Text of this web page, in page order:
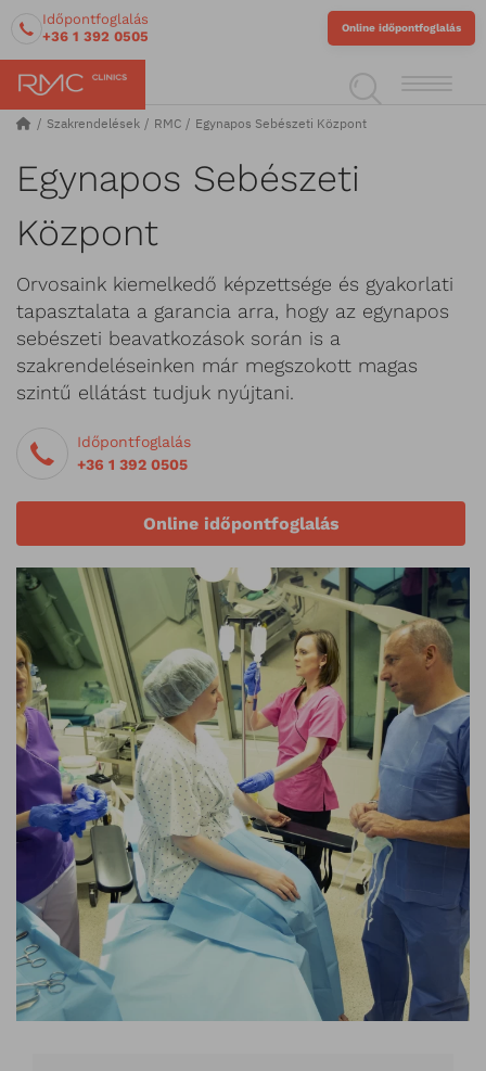
Időpontfoglalás
+36 1 392 0505
Online időpontfoglalás
Szakrendelések RMC Egynapos Sebészeti Központ
Egynapos Sebészeti
Központ
Orvosaink kiemelkedő képzettsége és gyakorlati
tapasztalata a garancia arra, hogy az egynapos
sebészeti beavatkozások során is a
szakrendeléseinken már megszokott magas
szintű ellátást tudjuk nyújtani.
Időpontfoglalás
+36 1 392 0505
Online időpontfoglalás